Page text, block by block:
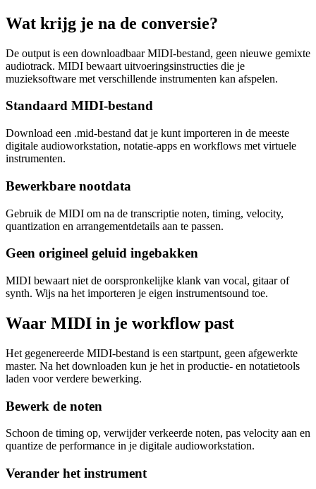
Wat krijg je na de conversie?
De output is een downloadbaar MIDI-bestand, geen nieuwe gemixte
audiotrack. MIDI bewaart uitvoeringsinstructies die je
muzieksoftware met verschillende instrumenten kan afspelen.
Standaard MIDI-bestand
Download een .mid-bestand dat je kunt importeren in de meeste
digitale audioworkstation, notatie-apps en workflows met virtuele
instrumenten.
Bewerkbare nootdata
Gebruik de MIDI om na de transcriptie noten, timing, velocity,
quantization en arrangementdetails aan te passen.
Geen origineel geluid ingebakken
MIDI bewaart niet de oorspronkelijke klank van vocal, gitaar of
synth. Wijs na het importeren je eigen instrumentsound toe.
Waar MIDI in je workflow past
Het gegenereerde MIDI-bestand is een startpunt, geen afgewerkte
master. Na het downloaden kun je het in productie- en notatietools
laden voor verdere bewerking.
Bewerk de noten
Schoon de timing op, verwijder verkeerde noten, pas velocity aan en
quantize de performance in je digitale audioworkstation.
Verander het instrument